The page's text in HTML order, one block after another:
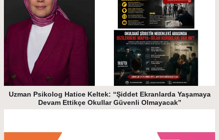
Uzman Psikolog Hatice Keltek: “Şiddet Ekranlarda Yaşamaya
Devam Ettikçe Okullar Güvenli Olmayacak”